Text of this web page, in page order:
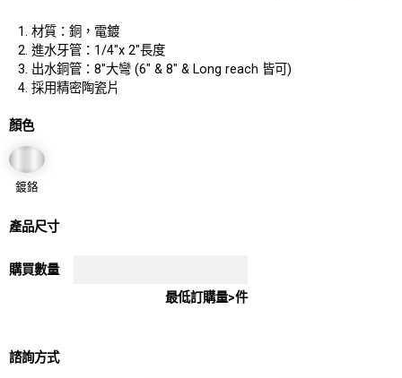
材質：銅，電鍍
進水牙管：1/4"x 2"長度
出水銅管：8"大彎 (6" & 8" & Long reach 皆可)
採用精密陶瓷片
顏色
鍍鉻
產品尺寸
購買數量
最低訂購量>件
諮詢方式